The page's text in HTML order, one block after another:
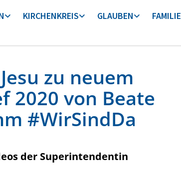
KIRCHENKREIS GLAUBEN FAMILIE
zu neuem
2020 von Beate
#WirSindDa
der Superintendentin